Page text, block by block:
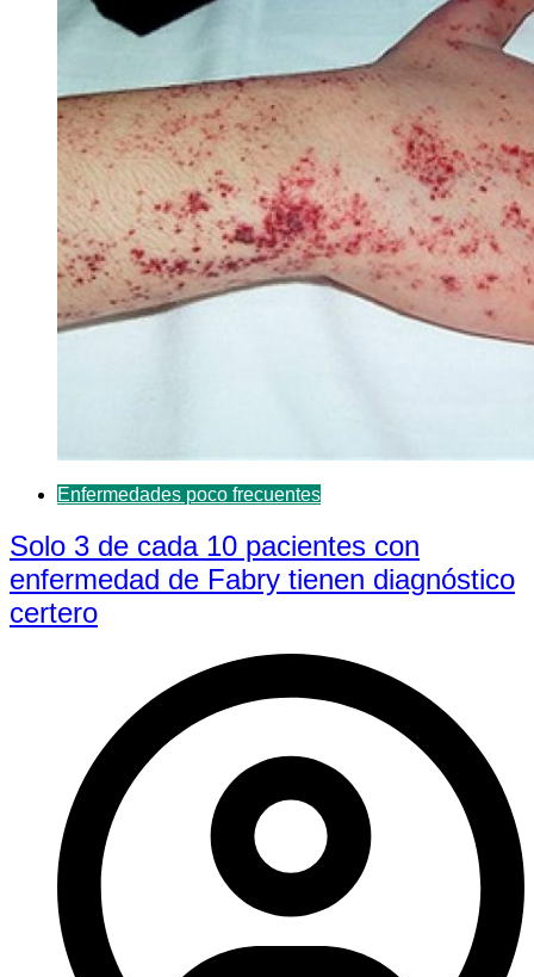
Enfermedades poco frecuentes
Solo 3 de cada 10 pacientes con
enfermedad de Fabry tienen diagnóstico
certero